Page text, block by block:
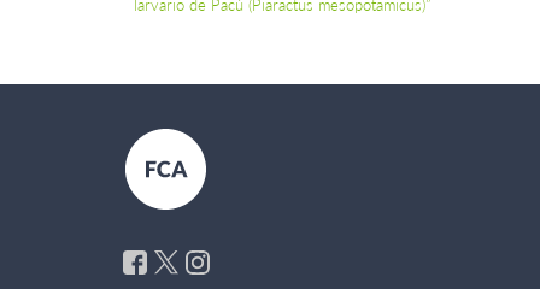
larvario de Pacú (Piaractus mesopotamicus)”